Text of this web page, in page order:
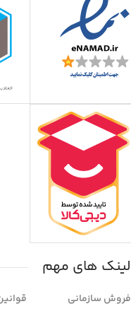
لینک های مهم
فروش سازمانی